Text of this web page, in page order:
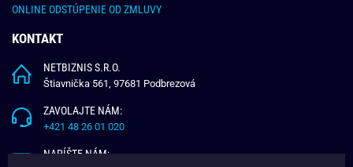
ONLINE ODSTÚPENIE OD ZMLUVY
KONTAKT
NETBIZNIS S.R.O.
Štiavnička 561, 97681 Podbrezová
ZAVOLAJTE NÁM:
+421 48 26 01 020
NAPÍŠTE NÁM: